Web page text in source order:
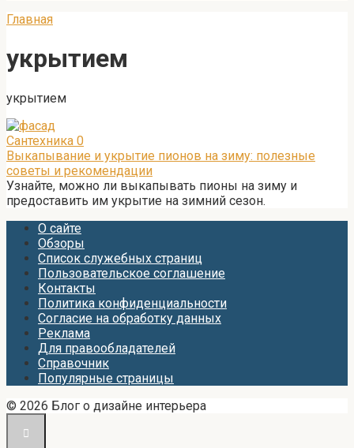
Главная
укрытием
укрытием
Сантехника 0
Выкапывание и укрытие пионов на зиму: полезные
советы и рекомендации
Узнайте, можно ли выкапывать пионы на зиму и
предоставить им укрытие на зимний сезон.
О сайте
Обзоры
Список служебных страниц
Пользовательское соглашение
Контакты
Политика конфиденциальности
Согласие на обработку данных
Реклама
Для правообладателей
Справочник
Популярные страницы
© 2026 Блог о дизайне интерьера